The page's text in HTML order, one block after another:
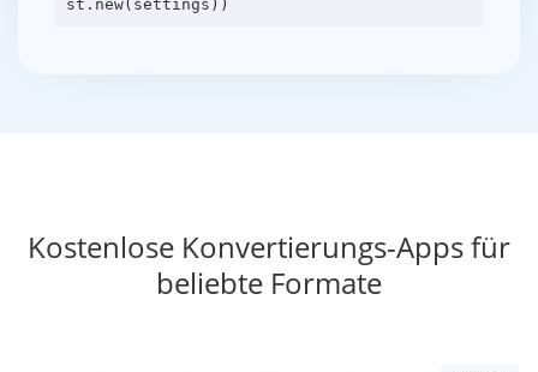
Kostenlose Konvertierungs-Apps für
beliebte Formate